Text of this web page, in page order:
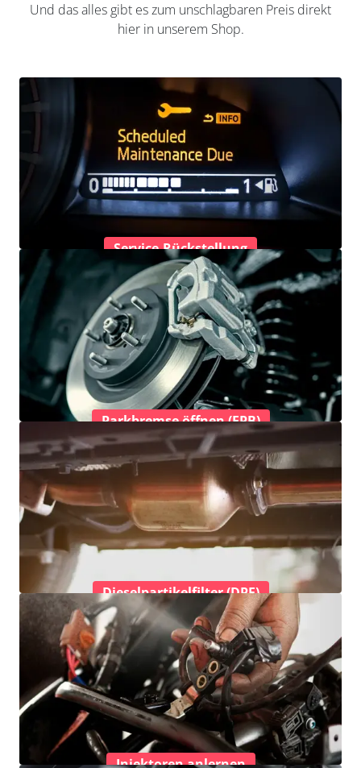
Und das alles gibt es zum unschlagbaren Preis direkt
hier in unserem Shop.
Service-Rückstellung
Parkbremse öffnen (EPB)
Dieselpartikelfilter (DPF)
Injektoren anlernen